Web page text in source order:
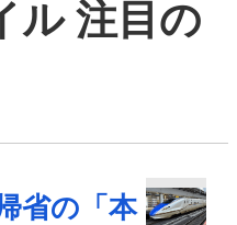
ル 注目の
省の「本